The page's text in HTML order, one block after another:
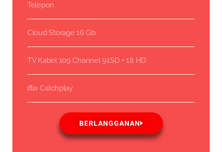
Telepon
Cloud Storage 16 Gb
TV Kabel 109 Channel 91SD + 18 HD
iflix Catchplay
BERLANGGANAN